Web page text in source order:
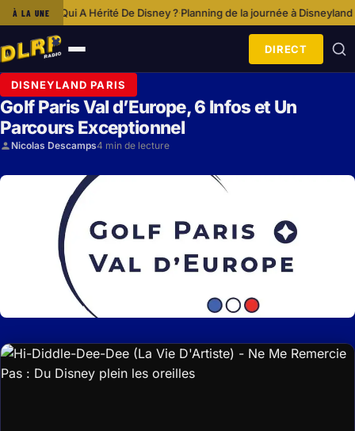
À LA UNE
A Hérité De Disney ?·Planning de la journée à Disneyland Paris·
Ouvrir
le
menu
DIRECT
DISNEYLAND PARIS
Golf Paris Val d’Europe, 6 Infos et Un
Parcours Exceptionnel
Nicolas Descamps4 min de lecture